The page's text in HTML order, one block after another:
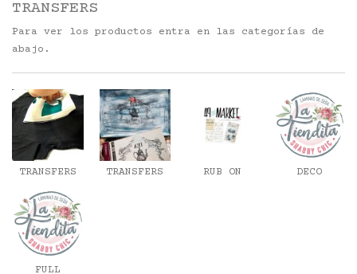
TRANSFERS
Para ver los productos entra en las categorías de
abajo.
TRANSFERS
TRANSFERS
RUB ON
DECO
FULL